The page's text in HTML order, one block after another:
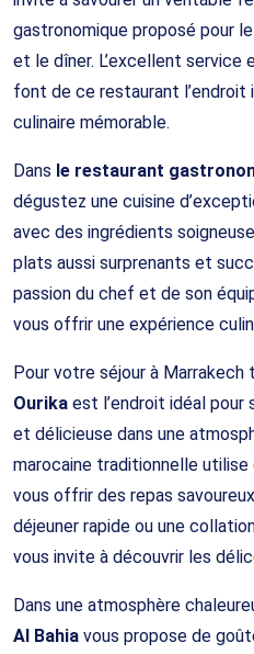
gastronomique proposé pour
et le dîner. L’excellent service
font de ce restaurant l’endroit
culinaire mémorable.
Dans le restaurant
dégustez une cuisine
avec des ingrédients
plats aussi surprenants et
passion du chef et de son
vous offrir une expérience
Pour votre séjour à Marrakech
Ourika est l’endroit idéal pour
et délicieuse dans une
marocaine traditionnelle
vous offrir des repas
déjeuner rapide ou une
vous invite à découvrir les
Dans une atmosphère
Al Bahia vous propose de